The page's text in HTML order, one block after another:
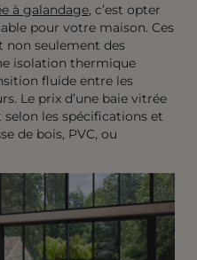
à galandage, c’est opter
pour votre maison. Ces
seulement des
isolation thermique
fluide entre les
Le prix d’une baie vitrée
les spécifications et
de bois, PVC, ou